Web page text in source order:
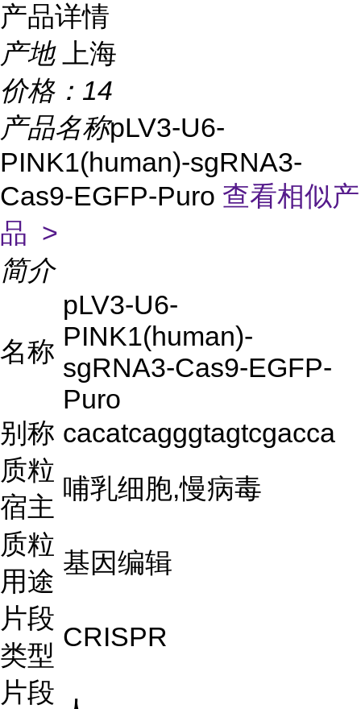
产品详情
产地
上海
价格： 14
产品名称pLV3-U6-
PINK1(human)-sgRNA3-
Cas9-EGFP-Puro 查看相似产
品 >
简介
名称
pLV3-U6-
PINK1(human)-
sgRNA3-Cas9-EGFP-
Puro
别称 cacatcagggtagtcgacca
质粒
宿主
哺乳细胞,慢病毒
质粒
用途
基因编辑
片段
类型
CRISPR
片段